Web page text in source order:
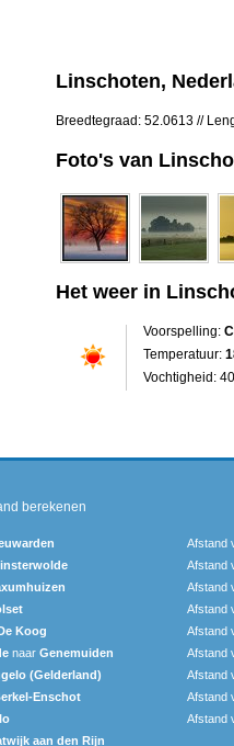
Linschoten,
Breedtegraad: 52.0613 //
Foto's van
Het weer in
Voorspelling:
Temperatuur:
Vochtigheid:
berekenen
Afstand
Afstand
Afstand
Afstand
Koog Afstand
naar Genemuiden Afstand
(Gelderland) Afstand
Enschot Afstand
Afstand
aan den Rijn